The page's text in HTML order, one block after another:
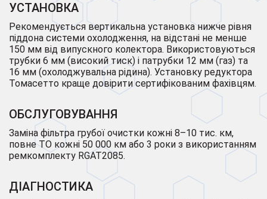
УСТАНОВКА
Рекомендується вертикальна установка нижче рівня
піддона системи охолодження, на відстані не менше
150 мм від випускного колектора. Використовуються
трубки 6 мм (високий тиск) і патрубки 12 мм (газ) та
16 мм (охолоджувальна рідина). Установку редуктора
Томасетто краще довірити сертифікованим фахівцям.
ОБСЛУГОВУВАННЯ
Заміна фільтра грубої очистки кожні 8–10 тис. км,
повне ТО кожні 50 000 км або 3 роки з використанням
ремкомплекту RGAT2085.
ДІАГНОСТИКА